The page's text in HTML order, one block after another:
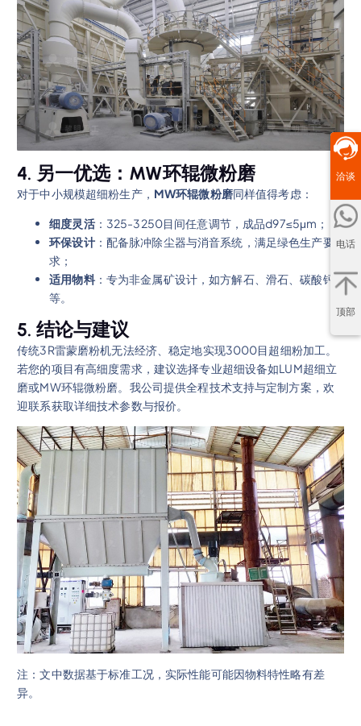
4. 另一优选：MW环辊微粉磨
对于中小规模超细粉生产， MW环辊微粉磨同样值得考虑：
细度灵活：325-3250目间任意调节，成品d97≤5μm；
环保设计：配备脉冲除尘器与消音系统，满足绿色生产要
求；
适用物料：专为非金属矿设计，如方解石、滑石、碳酸钙
等。
5. 结论与建议
传统3R雷蒙磨粉机无法经济、稳定地实现3000目超细粉加工。
若您的项目有高细度需求，建议选择专业超细设备如LUM超细立
磨或MW环辊微粉磨。我公司提供全程技术支持与定制方案，欢
迎联系获取详细技术参数与报价。
注：文中数据基于标准工况，实际性能可能因物料特性略有差
异。
洽谈
电话
顶部